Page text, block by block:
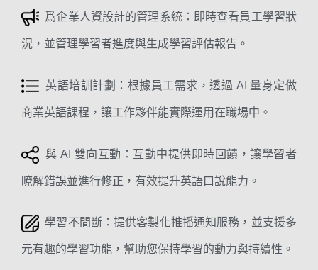
爲企業人資設計的管理系統： 即時查看員工學習狀
況，並管理學習者進度與生成學習評估報告。
英語培訓計劃： 根據員工需求，透過 AI 量身定做
商業英語課程，讓工作夥伴能實際運用在職場中。
與 AI 雙向互動： 互動中提供即時回饋，讓學習者
瞭解錯誤並進行修正，有效提升英語口說能力。
學習不間斷：提供客製化推播通知服務，並支援多
元有趣的學習功能，幫助您保持學習的動力與持續性。